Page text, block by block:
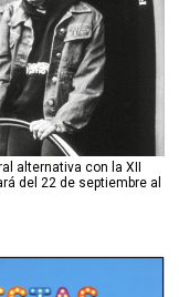
alternativa con la XII
del 22 de septiembre al